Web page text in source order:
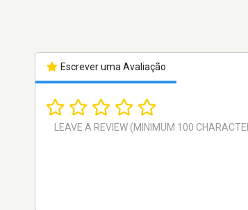
Escrever uma Avaliação